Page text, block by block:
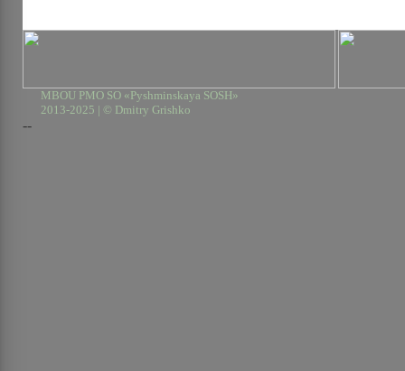
MBOU PMO SO «Pyshminskaya SOSH»
2013-2025 | © Dmitry Grishko
--